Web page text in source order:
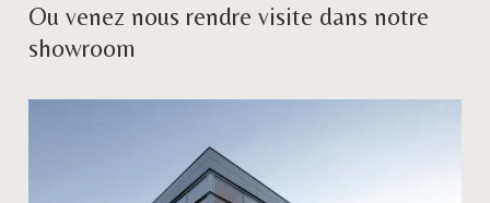
Ou venez nous rendre visite dans notre
showroom